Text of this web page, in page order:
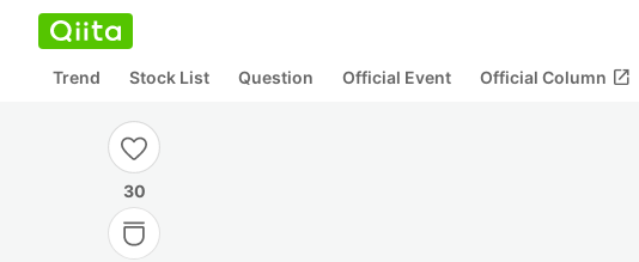
Trend Stock List Question Official Event Official Column open_in_new
30